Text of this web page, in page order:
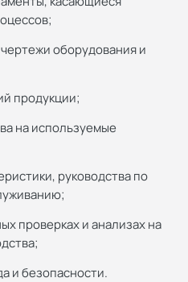
оборудования и
продукции;
на используемые
руководства по
проверках и анализах на
и безопасности.